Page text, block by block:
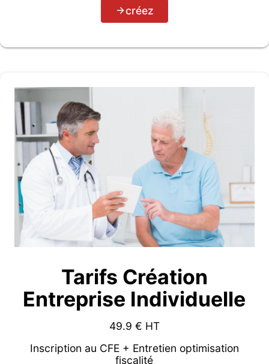
créez
Tarifs Création
Entreprise Individuelle
49.9 € HT
Inscription au CFE + Entretien optimisation
fiscalité